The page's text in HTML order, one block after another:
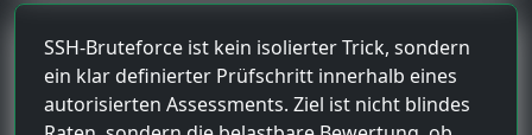
SSH-Bruteforce ist kein isolierter Trick, sondern
ein klar definierter Prüfschritt innerhalb eines
autorisierten Assessments. Ziel ist nicht blindes